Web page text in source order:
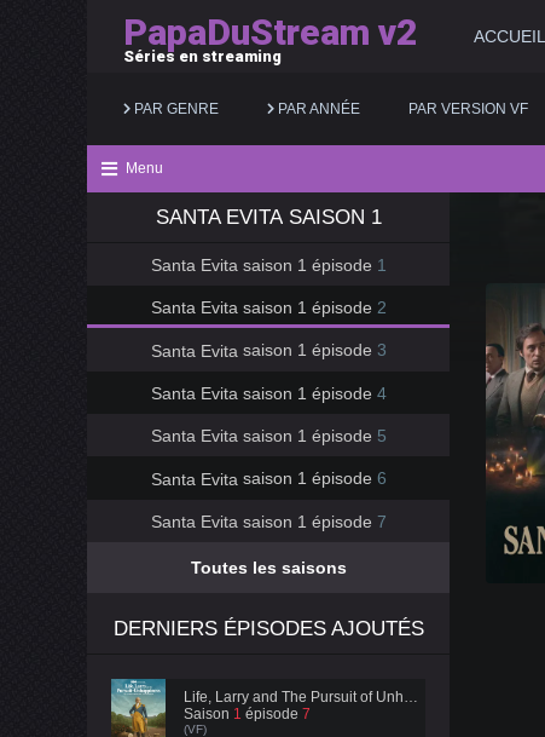
PapaDuStream v2
Séries en streaming
ACCUEIL
PAR GENRE
Action
Animation
Aventure
Biopic
Comédie
Fantastique
PAR ANNÉE
2025
2024
2023
2022
2021
PAR VERSION VF
Menu
SANTA EVITA SAISON 1
Santa Evita saison 1 épisode 1
Santa Evita saison 1 épisode 2
Santa Evita saison 1 épisode 3
Santa Evita saison 1 épisode 4
Santa Evita saison 1 épisode 5
Santa Evita saison 1 épisode 6
Santa Evita saison 1 épisode 7
Toutes les saisons
DERNIERS ÉPISODES AJOUTÉS
Life, Larry and The Pursuit of Unhappiness
Saison 1 épisode 7
(VF)